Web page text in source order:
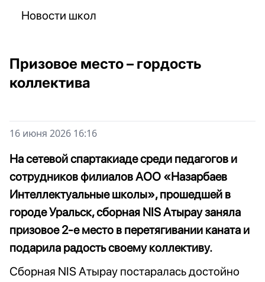
Новости школ
Призовое место – гордость
коллектива
16 июня 2026 16:16
На сетевой спартакиаде среди педагогов и
сотрудников филиалов АОО «Назарбаев
Интеллектуальные школы», прошедшей в
городе Уральск, сборная NIS Атырау заняла
призовое 2-е место в перетягивании каната и
подарила радость своему коллективу.
Сборная NIS Атырау постаралась достойно